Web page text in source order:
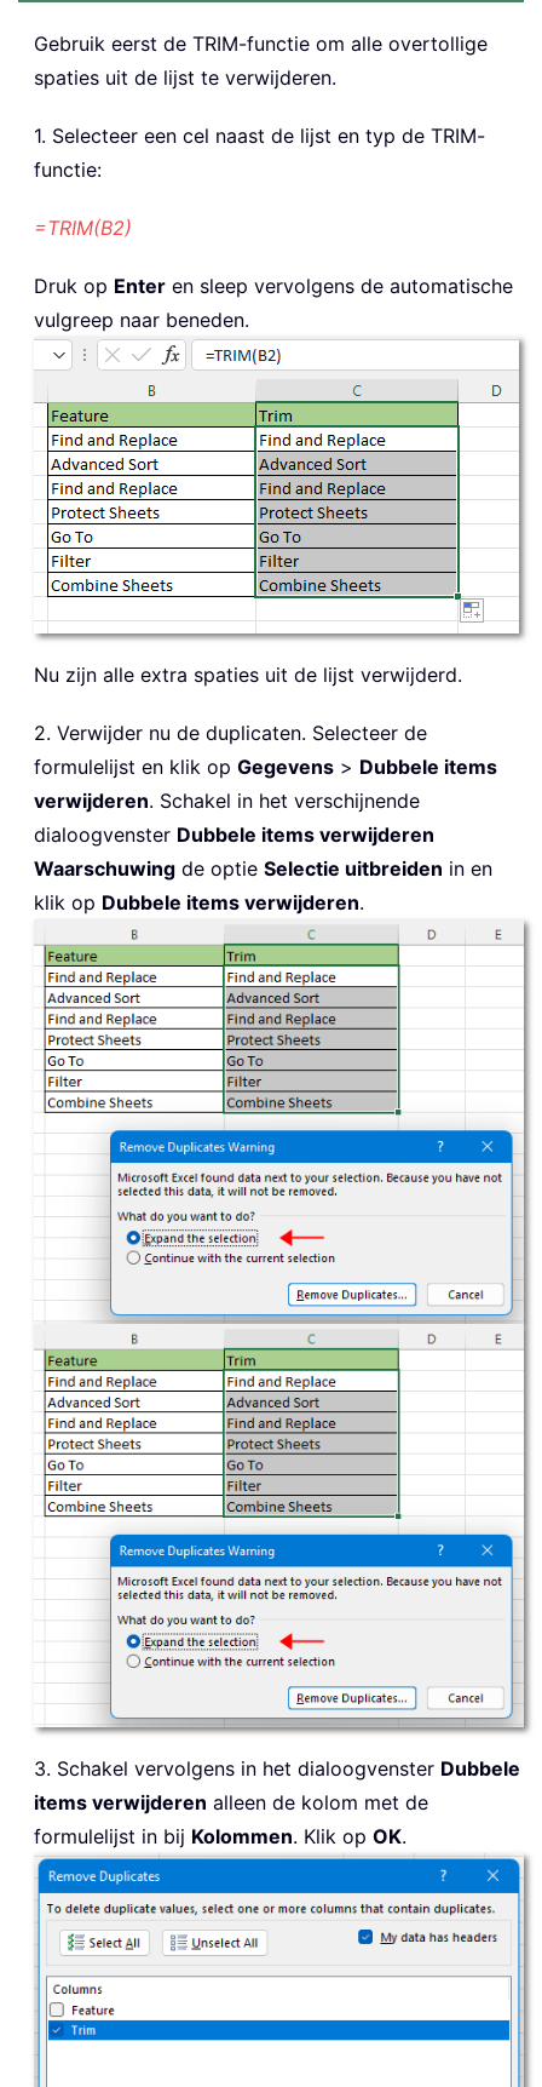
Gebruik eerst de TRIM-functie om alle overtollige
spaties uit de lijst te verwijderen.
1. Selecteer een cel naast de lijst en typ de TRIM-
functie:
=TRIM(B2)
Druk op Enter en sleep vervolgens de automatische
vulgreep naar beneden.
Nu zijn alle extra spaties uit de lijst verwijderd.
2. Verwijder nu de duplicaten. Selecteer de
formulelijst en klik op Gegevens > Dubbele items
verwijderen. Schakel in het verschijnende
dialoogvenster Dubbele items verwijderen
Waarschuwing de optie Selectie uitbreiden in en
klik op Dubbele items verwijderen.
3. Schakel vervolgens in het dialoogvenster Dubbele
items verwijderen alleen de kolom met de
formulelijst in bij Kolommen. Klik op OK.